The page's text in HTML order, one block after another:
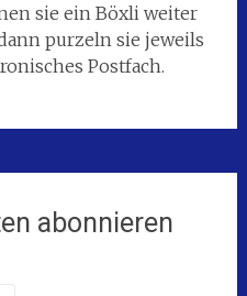
sie ein Böxli weiter
purzeln sie jeweils
Postfach.
abonnieren